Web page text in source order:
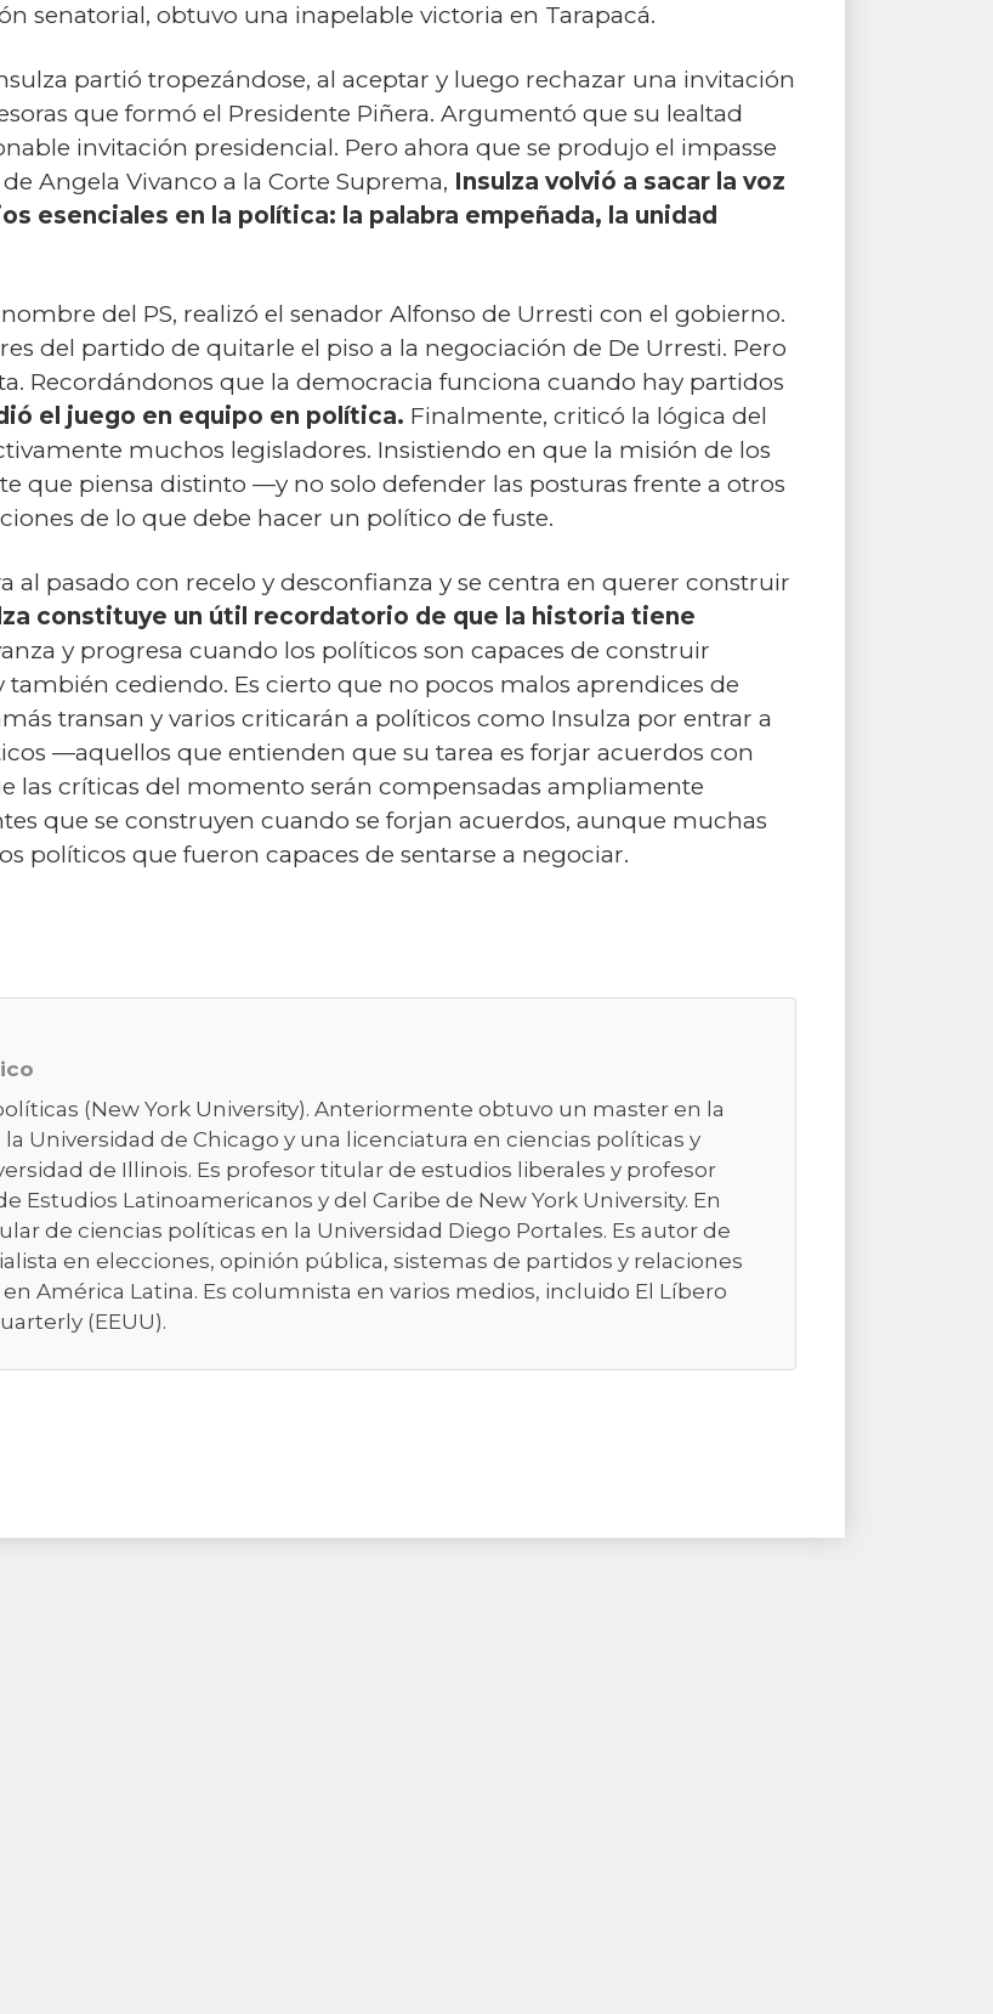
senatorial, obtuvo una inapelable victoria en Tarapacá.
partió tropezándose, al aceptar y luego rechazar una invitación
que formó el Presidente Piñera. Argumentó que su lealtad
invitación presidencial. Pero ahora que se produjo el impasse
Angela Vivanco a la Corte Suprema, Insulza volvió a sacar la voz
esenciales en la política: la palabra empeñada, la unidad
del PS, realizó el senador Alfonso de Urresti con el gobierno.
del partido de quitarle el piso a la negociación de De Urresti. Pero
Recordándonos que la democracia funciona cuando hay partidos
el juego en equipo en política. Finalmente, criticó la lógica del
muchos legisladores. Insistiendo en que la misión de los
que piensa distinto —y no solo defender las posturas frente a otros
de lo que debe hacer un político de fuste.
al pasado con recelo y desconfianza y se centra en querer construir
constituye un útil recordatorio de que la historia tiene
y progresa cuando los políticos son capaces de construir
cediendo. Es cierto que no pocos malos aprendices de
transan y varios criticarán a políticos como Insulza por entrar a
—aquellos que entienden que su tarea es forjar acuerdos con
las críticas del momento serán compensadas ampliamente
que se construyen cuando se forjan acuerdos, aunque muchas
políticos que fueron capaces de sentarse a negociar.
(New York University). Anteriormente obtuvo un master en la
Universidad de Chicago y una licenciatura en ciencias políticas y
de Illinois. Es profesor titular de estudios liberales y profesor
Estudios Latinoamericanos y del Caribe de New York University. En
de ciencias políticas en la Universidad Diego Portales. Es autor de
en elecciones, opinión pública, sistemas de partidos y relaciones
América Latina. Es columnista en varios medios, incluido El Líbero
(EEUU).